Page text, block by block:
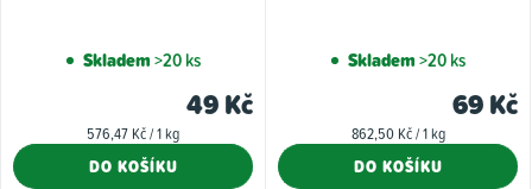
Skladem>20 ks
49 Kč
Měrná
576,47 Kč / 1 kg
DO KOŠÍKU
Skladem>20 ks
69 Kč
Měrná
862,50 Kč / 1 kg
DO KOŠÍKU